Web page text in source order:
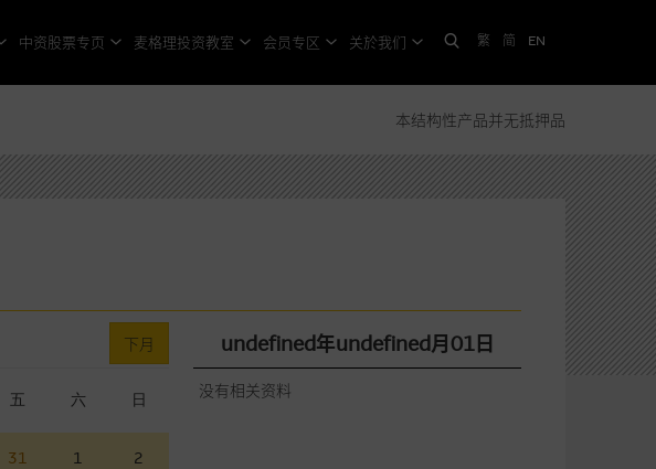
中资股票专页 麦格理投资教室 会员专区 关於我们 繁 简 EN
本结构性产品并无抵押品
下月
五 六 日
31 1 2
undefined年undefined月01日
没有相关资料